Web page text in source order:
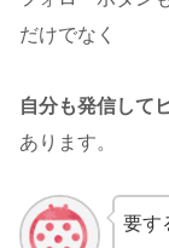
だけでなく
自分も発信して
あります。
要す